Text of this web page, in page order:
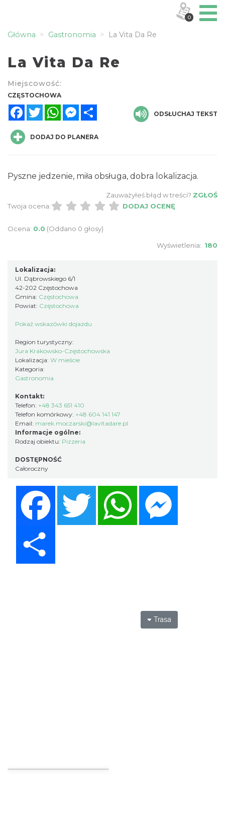
Główna Gastronomia La Vita Da Re
La Vita Da Re
Miejscowość:
CZĘSTOCHOWA
FacebookTwitterWhatsAppMessenger
ODSŁUCHAJ TEKST
DODAJ DO PLANERA
Pyszne jedzenie, miła obsługa, dobra lokalizacja.
Zauważyłeś błąd w treści? ZGŁOŚ
Twoja ocena:
DODAJ OCENĘ
Ocena: 0.0 (Oddano 0 głosy)
Wyświetlenia: 180
Lokalizacja:
Ul. Dąbrowskiego 6/1
42-202 Częstochowa
Gmina: Częstochowa
Powiat: Częstochowa
Pokaż wskazówki dojazdu
Region turystyczny:
Jura Krakowsko-Częstochowska
Lokalizacja: W mieście
Kategoria:
Gastronomia
Kontakt:
Telefon: +48 343 651 410
Telefon komórkowy: +48 604 141 147
Email: marek.moczarski@lavitadare.pl
Informacje ogólne:
Rodzaj obiektu: Pizzeria
DOSTĘPNOŚĆ
Całoroczny
Twitter WhatsApp
Trasa
0